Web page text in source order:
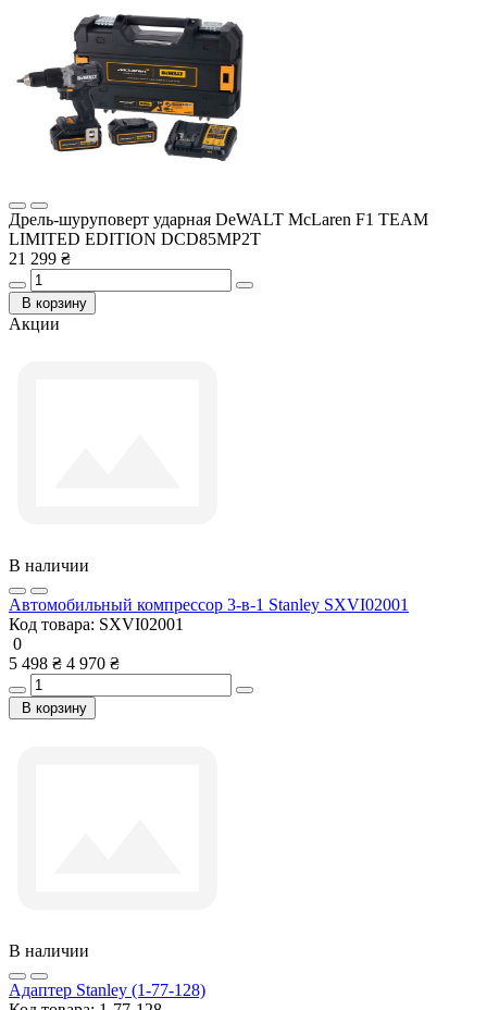
Дрель-шуруповерт ударная DeWALT McLaren F1 TEAM
LIMITED EDITION DCD85MP2T
21 299 ₴
В корзину
Акции
В наличии
Автомобильный компрессор 3-в-1 Stanley SXVI02001
Код товара: SXVI02001
0
5 498 ₴ 4 970 ₴
В корзину
В наличии
Адаптер Stanley (1-77-128)